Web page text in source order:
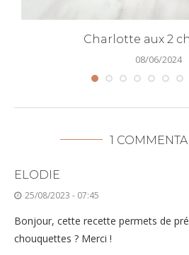
Charlotte aux 2
08/06/2024
1
ELODIE
25/08/2023 - 07:45
Bonjour, cette recette permets de
chouquettes ? Merci !